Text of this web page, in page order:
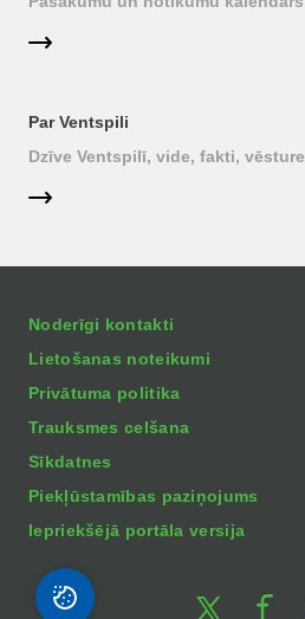
Par Ventspili
Dzīve Ventspilī, vide, fakti, vēsture
Noderīgi kontakti
Lietošanas noteikumi
Privātuma politika
Trauksmes celšana
Sīkdatnes
Piekļūstamības paziņojums
Iepriekšējā portāla versija